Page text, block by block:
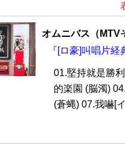
オムニバス（MTV
『[ロ豪]叫唱片
01.堅持就是勝
的楽園 (脳濁)
(蒼蝿) 07.我嚇[